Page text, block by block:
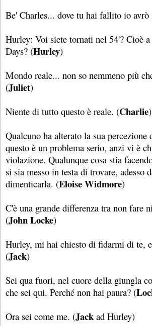
Be' Charles... dove tu hai fallito io avrò
Hurley: Voi siete tornati nel 54'? Cioè
Days? (Hurley)
Mondo reale... non so nemmeno più
(Juliet)
Niente di tutto questo è reale. (Charlie)
Qualcuno ha alterato la sua percezione
questo è un problema serio, anzi vi è
violazione. Qualunque cosa stia
si sia messo in testa di trovare, adesso
dimenticarla. (Eloise Widmore)
C'è una grande differenza tra non fare
(John Locke)
Hurley, mi hai chiesto di fidarmi di te,
(Jack)
Sei qua fuori, nel cuore della giungla
che sei qui. Perché non hai paura? (
Ora sei come me. (Jack ad Hurley)